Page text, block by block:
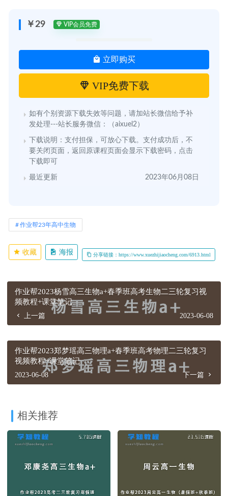
￥29 VIP会员免费
立即购买
VIP免费下载
如有个别资源下载失效等问题，请加站长微信给予补
发处理---站长服务微信：（aixuel2）
下载说明：支付担保，可放心下载。支付成功后，不
要关闭页面，返回原课程页面会显示下载密码，点击
下载即可
最近更新 2023年06月08日
作业帮23年高中生物
收藏 海报 分享链接：https://www.xuezhijiaocheng.com/6913.html
作业帮2023杨雪高三生物a+春季班高考生物二三轮复习视
频教程+课堂笔记
上一篇 2023-06-08
作业帮2023郑梦瑶高三物理a+春季班高考物理二三轮复习
视频教程+课堂笔记
2023-06-08 下一篇
相关推荐